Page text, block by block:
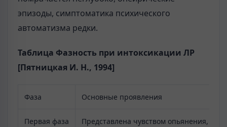
эпизоды, симптоматика психического
автоматизма редки.
Таблица Фазность при интоксикации ЛР
[Пятницкая И. Н., 1994]
Фаза Основные проявления
Первая фаза Представлена чувством опьянения,